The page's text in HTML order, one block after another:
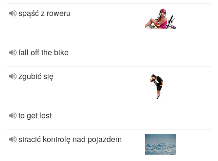
spąść z roweru
fall off the bike
zgubić się
to get lost
stracić kontrolę nad pojazdem